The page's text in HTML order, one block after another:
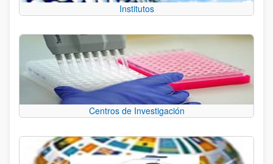
Institutos
Centros de Investigación